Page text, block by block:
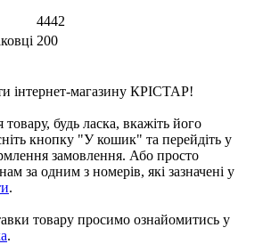
4442
200
інтернет-магазину КРІСТАР!
будь ласка, вкажіть його
кнопку "У кошик" та перейдіть у
замовлення. Або просто
за одним з номерів, які зазначені у
.
товару просимо ознайомитись у
.